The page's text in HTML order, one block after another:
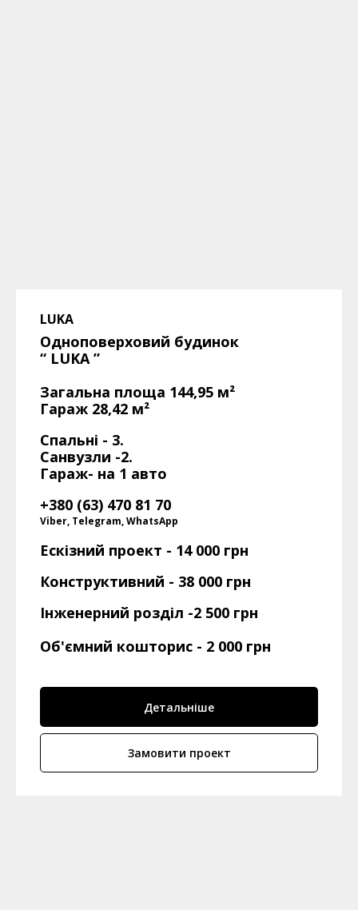
LUKA
Одноповерховий будинок
“ LUKA ”
Загальна площа 144,95 м²
Гараж 28,42 м²
Спальні - 3.
Санвузли -2.
Гараж- на 1 авто
+380 (63) 470 81 70
Viber, Telegram, WhatsApp
Ескізний проект - 14 000 грн
Конструктивний - 38 000 грн
Інженерний розділ -2 500 грн
Об'ємний кошторис - 2 000 грн
Детальніше
Замовити проект